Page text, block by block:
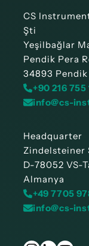
CS
Şti
Yeşilbağlar
Pendik Pera
34893
+90 216 755
info@cs-
Headquarter
Zindelsteiner
D-78052 VS-
Almanya
+49 7705
info@cs-